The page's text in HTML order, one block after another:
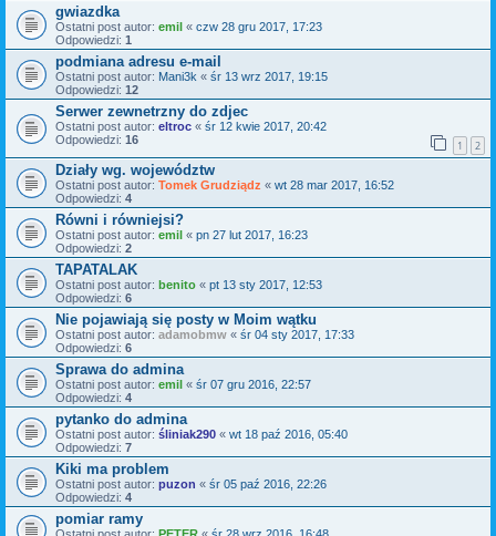
gwiazdka
Ostatni post autor: emil « czw 28 gru 2017, 17:23
Odpowiedzi: 1
podmiana adresu e-mail
Ostatni post autor: Mani3k « śr 13 wrz 2017, 19:15
Odpowiedzi: 12
Serwer zewnetrzny do zdjec
Ostatni post autor: eltroc « śr 12 kwie 2017, 20:42
Odpowiedzi: 16 1 2
Działy wg. województw
Ostatni post autor: Tomek Grudziądz « wt 28 mar 2017, 16:52
Odpowiedzi: 4
Równi i równiejsi?
Ostatni post autor: emil « pn 27 lut 2017, 16:23
Odpowiedzi: 2
TAPATALAK
Ostatni post autor: benito « pt 13 sty 2017, 12:53
Odpowiedzi: 6
Nie pojawiają się posty w Moim wątku
Ostatni post autor: adamobmw « śr 04 sty 2017, 17:33
Odpowiedzi: 6
Sprawa do admina
Ostatni post autor: emil « śr 07 gru 2016, 22:57
Odpowiedzi: 4
pytanko do admina
Ostatni post autor: śliniak290 « wt 18 paź 2016, 05:40
Odpowiedzi: 7
Kiki ma problem
Ostatni post autor: puzon « śr 05 paź 2016, 22:26
Odpowiedzi: 4
pomiar ramy
Ostatni post autor: PETER « śr 28 wrz 2016, 16:48